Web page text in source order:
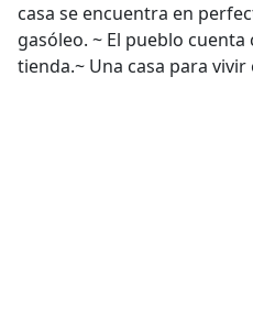
casa se encuentra en
gasóleo. ~ El pueblo
tienda.~ Una casa para